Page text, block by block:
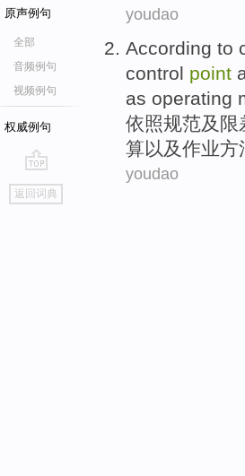
原声例句
全部
音频例句
视频例句
权威例句
go
top
返回词典
youdao
According to
control point
as operating
依照规范及 限
算以及作业方
youdao